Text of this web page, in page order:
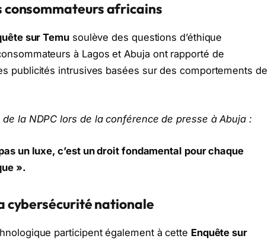
consommateurs africains
sur Temusoulève des questions d’éthique
à Lagos et Abuja ont rapporté de
publicités intrusives basées sur des comportements de
la NDPC lors de la conférence de presse à Abuja :
un luxe, c’est un droit fondamental pour chaque
».
cybersécurité nationale
participent également à cette Enquête sur